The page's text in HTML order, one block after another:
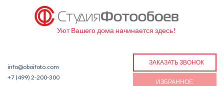
Уют Вашего дома начинается здесь!
info@oboifoto.com
+7 (499) 2-200-300
ЗАКАЗАТЬ ЗВОНОК
ИЗБРАННОЕ